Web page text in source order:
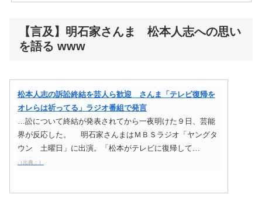
【言及】明石家さんま 松本人志への思い
を語る www
松本人志の訴訟終結を芸人ら歓迎 さんま「テレビ復帰を
オレらは祈ってる」ラジオ番組で発言
…訟について終結が発表されてから一夜明けた９日、芸能
界が反応した。 明石家さんまはＭＢＳラジオ「ヤングタ
ウン 土曜日」に出演。「松本がテレビに復帰して…
（出典：）